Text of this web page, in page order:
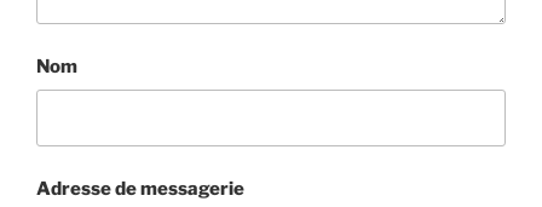
Nom
Adresse de messagerie